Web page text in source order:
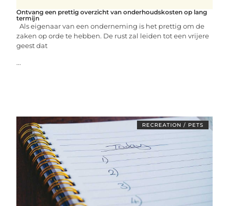
Ontvang een prettig overzicht van onderhoudskosten op lang
termijn
Als eigenaar van een onderneming is het prettig om de
zaken op orde te hebben. De rust zal leiden tot een vrijere
geest dat
...
RECREATION / PETS